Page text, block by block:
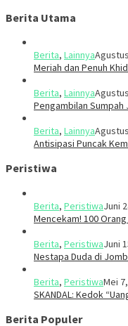
Berita Utama
Berita, Lainnya
Meriah dan Penuh
Berita, Lainnya
Pengambilan
Berita, Lainnya
Antisipasi Puncak
Peristiwa
Berita, PeristiwaJuni
Mencekam! 100
Berita, PeristiwaJuni
​​Nestapa Duda di
Berita, PeristiwaMei
SKANDAL: Kedok
Berita Populer